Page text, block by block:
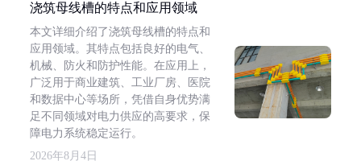
浇筑母线槽的特点和应用领域
本文详细介绍了浇筑母线槽的特点和
应用领域。其特点包括良好的电气、
机械、防火和防护性能。在应用上，
广泛用于商业建筑、工业厂房、医院
和数据中心等场所，凭借自身优势满
足不同领域对电力供应的高要求，保
障电力系统稳定运行。
2026年8月4日